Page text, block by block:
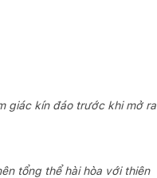
giác kín đáo trước khi mở ra
tổng thể hài hòa với thiên